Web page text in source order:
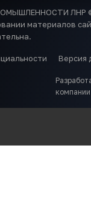
ЛНР
материалов
Версия